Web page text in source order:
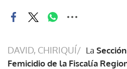
DAVID, CHIRIQUÍ/ La
Femicidio de la Fiscalía